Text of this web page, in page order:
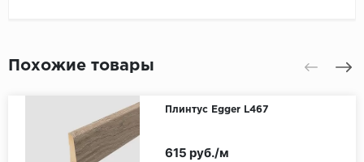
Похожие товары
Плинтус Egger L467
615 руб./м